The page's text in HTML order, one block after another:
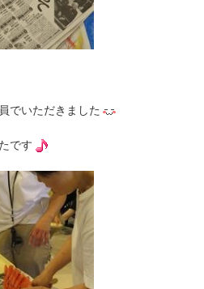
でいただきました
です